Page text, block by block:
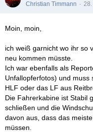
Christian Timmann
Moin, moin,
ich weiß garnicht wo ihr so
neu kommen müsste.
Ich war ebenfalls als
Unfallopferfotos) und muss
HLF oder das LF aus
Die Fahrerkabine ist Stabil
schließen und die
davon aus, dass das
müssen.